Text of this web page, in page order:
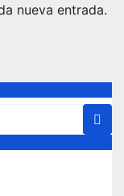
nueva entrada.